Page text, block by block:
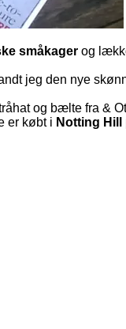
småkagerog
jeg den nye
og bælte fra &
er købt i Notting Hill